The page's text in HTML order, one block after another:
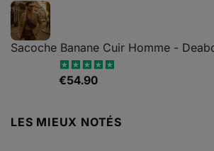
Sacoche Banane Cuir Homme -
Note4.79
€54.90
LES MIEUX NOTÉS